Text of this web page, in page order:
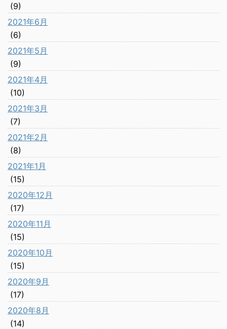
(9)
2021年6月
(6)
2021年5月
(9)
2021年4月
(10)
2021年3月
(7)
2021年2月
(8)
2021年1月
(15)
2020年12月
(17)
2020年11月
(15)
2020年10月
(15)
2020年9月
(17)
2020年8月
(14)